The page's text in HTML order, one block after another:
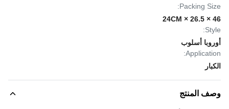
Packing Size:
46 × 26.5 × 24CM
Style:
أوروبا أسلوب
Application:
الكبار
وصف المنتج